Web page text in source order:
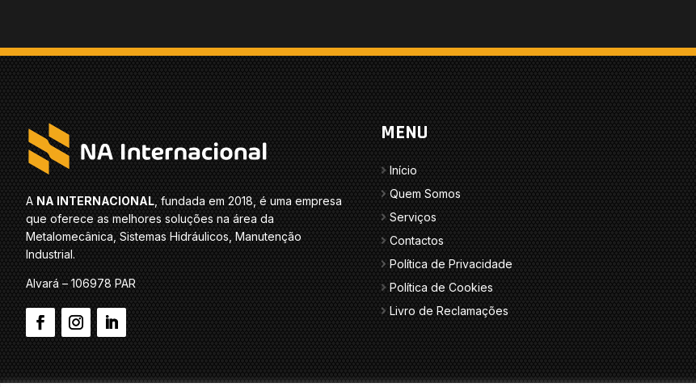
A NA INTERNACIONAL , fundada em 2018, é uma empresa
que oferece as melhores soluções na área da
Metalomecânica, Sistemas Hidráulicos, Manutenção
Industrial.
Alvará – 106978 PAR
MENU
Início
Quem Somos
Serviços
Contactos
Política de Privacidade
Política de Cookies
Livro de Reclamações